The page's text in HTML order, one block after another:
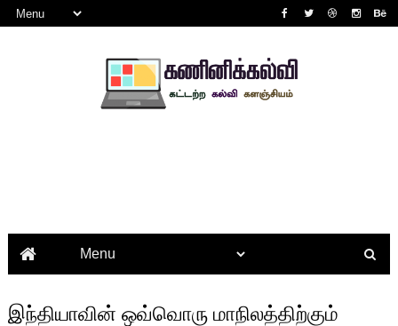
இந்தியாவின் ஒவ்வொரு மாநிலத்திற்கும்